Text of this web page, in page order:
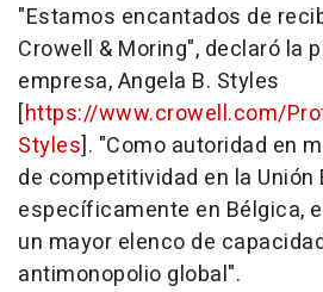
"Estamos encantados de
Crowell & Moring", declaró la
empresa, Angela B. Styles
[https://www.crowell.com/
Styles]. "Como autoridad en
de competitividad en la Unión
específicamente en Bélgica,
un mayor elenco de
antimonopolio global".